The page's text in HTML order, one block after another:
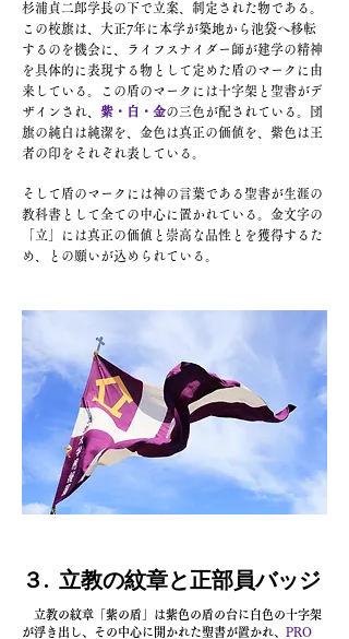
杉浦貞二郎学長の下で立案、制定された物である。
この校旗は、大正7年に本学が築地から池袋へ移転
するのを機会に、ライフスナイダー師が建学の精神
を具体的に表現する物として定めた盾のマークに由
来している。この盾のマークには十字架と聖書がデ
ザインされ、 紫・白・金の三色が配されている。団
旗の純白は純潔を、金色は真正の価値を、紫色は王
者の印をそれぞれ表している。
そして盾のマークには神の言葉である聖書が生涯の
教科書として全ての中心に置かれている。金文字の
「立」には真正の価値と崇高な品性とを獲得するた
め、との願いが込められている。
​３ . 立教の紋章と正部員バッジ
立教の紋章「紫の盾」は紫色の盾の台に白色の十字架
が浮き出し、その中心に開かれた聖書が置かれ、 PRO